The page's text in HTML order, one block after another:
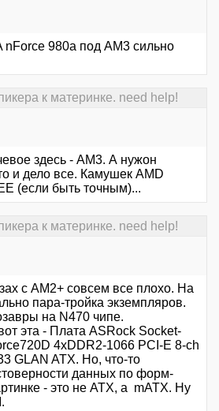
nForce 980a под АМ3 сильно
к материнке. need help!
здесь - АМ3. А нужон
и дело все. Камушек AMD
(если быть точным)...
к материнке. need help!
с АМ2+ совсем все плохо. На
пара-тройка экземпляров.
на N470 чипе.
эта - Плата ASRock Socket-
4xDDR2-1066 PCI-E 8-ch
GLAN ATX. Но, что-то
данных по форм-
- это не ATX, а mATX. Ну